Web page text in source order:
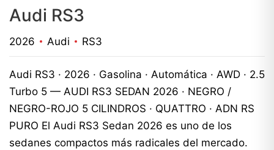
Audi RS3
2026 Audi RS3
Audi RS3 · 2026 · Gasolina · Automática · AWD · 2.5
Turbo 5 — AUDI RS3 SEDAN 2026 · NEGRO /
NEGRO-ROJO 5 CILINDROS · QUATTRO · ADN RS
PURO El Audi RS3 Sedan 2026 es uno de los
sedanes compactos más radicales del mercado.